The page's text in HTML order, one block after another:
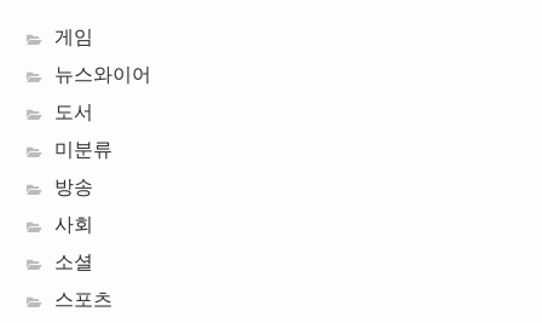
게임
뉴스와이어
도서
미분류
방송
사회
소셜
스포츠